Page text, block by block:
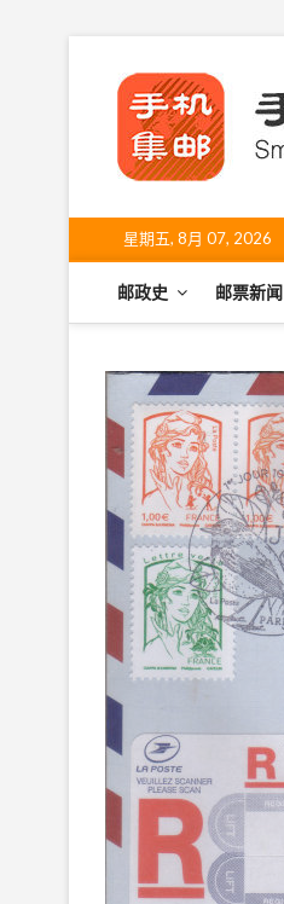
n
星期五, 8月 07, 2026
邮政史 邮票新闻